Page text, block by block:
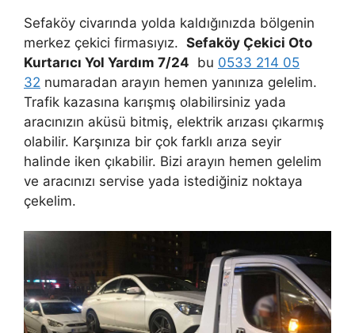
Sefaköy civarında yolda kaldığınızda bölgenin
merkez çekici firmasıyız. Sefaköy Çekici Oto
Kurtarıcı Yol Yardım 7/24 bu 0533 214 05
32 numaradan arayın hemen yanınıza gelelim.
Trafik kazasına karışmış olabilirsiniz yada
aracınızın aküsü bitmiş, elektrik arızası çıkarmış
olabilir. Karşınıza bir çok farklı arıza seyir
halinde iken çıkabilir. Bizi arayın hemen gelelim
ve aracınızı servise yada istediğiniz noktaya
çekelim.